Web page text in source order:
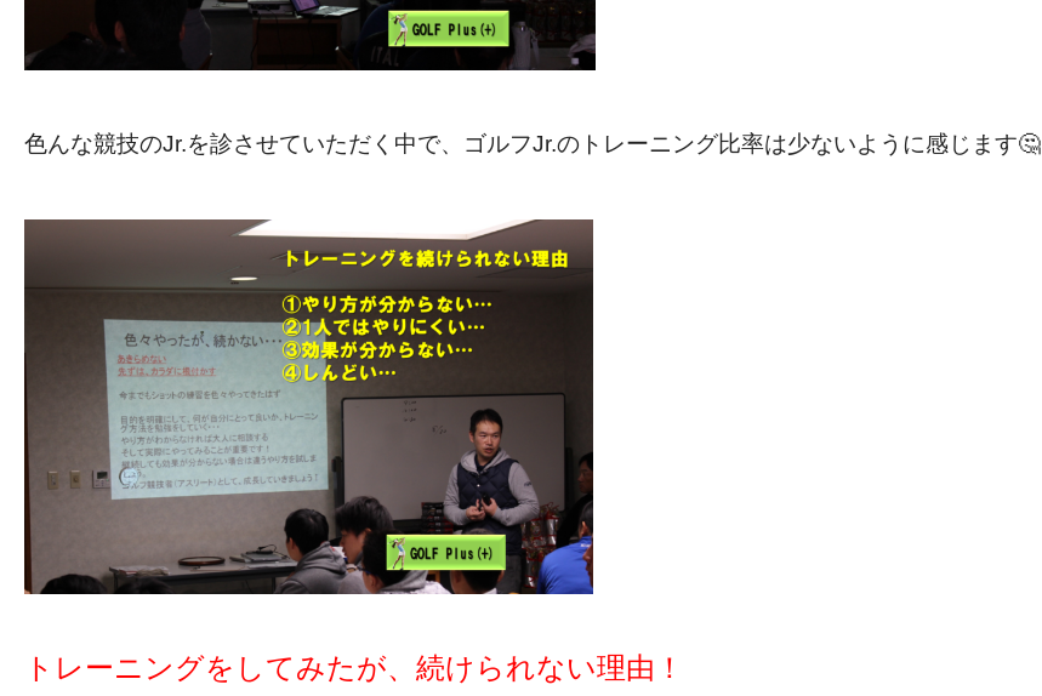
色んな競技のJr.を診させていただく中で、ゴルフJr.のトレーニング比率は少ないように感じます🤔
トレーニングをしてみたが、続けられない理由！